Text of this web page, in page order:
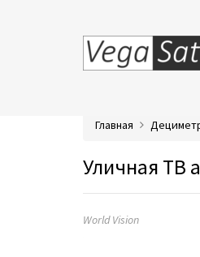
Главная
Уличная ТВ
World Vision